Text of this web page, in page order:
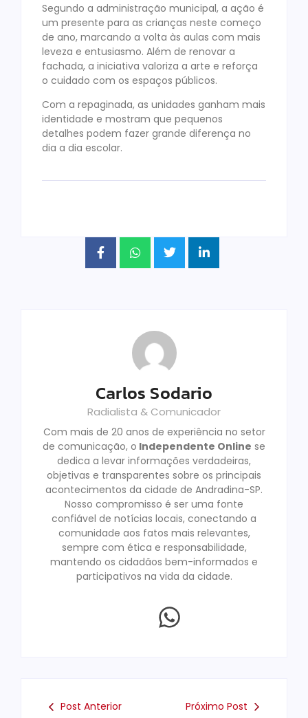
Segundo a administração municipal, a ação é
um presente para as crianças neste começo
de ano, marcando a volta às aulas com mais
leveza e entusiasmo. Além de renovar a
fachada, a iniciativa valoriza a arte e reforça
o cuidado com os espaços públicos.
Com a repaginada, as unidades ganham mais
identidade e mostram que pequenos
detalhes podem fazer grande diferença no
dia a dia escolar.
Carlos Sodario
Radialista & Comunicador
Com mais de 20 anos de experiência no setor
de comunicação, o Independente Online se
dedica a levar informações verdadeiras,
objetivas e transparentes sobre os principais
acontecimentos da cidade de Andradina-SP.
Nosso compromisso é ser uma fonte
confiável de notícias locais, conectando a
comunidade aos fatos mais relevantes,
sempre com ética e responsabilidade,
mantendo os cidadãos bem-informados e
participativos na vida da cidade.
Post Anterior Próximo Post